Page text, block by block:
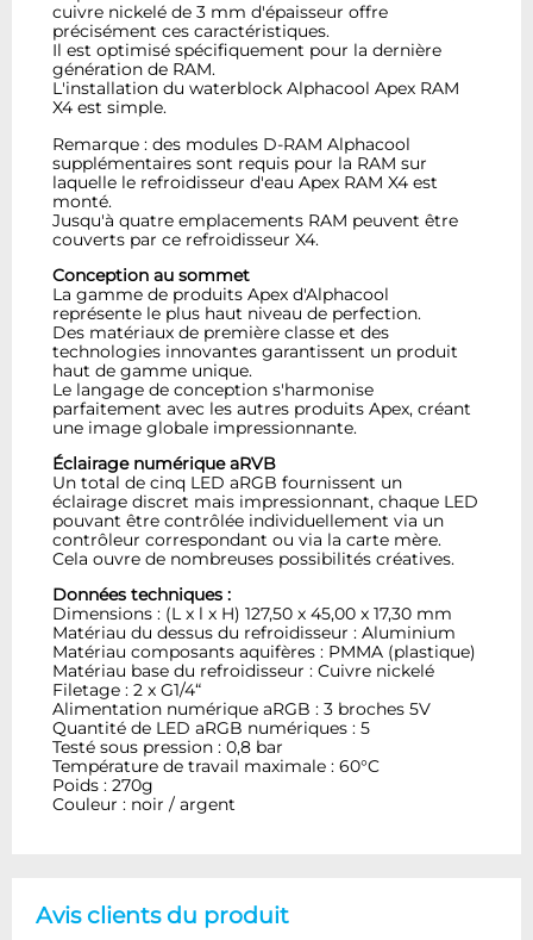
cuivre nickelé de 3 mm d'épaisseur offre
précisément ces caractéristiques.
Il est optimisé spécifiquement pour la dernière
génération de RAM.
L'installation du waterblock Alphacool Apex RAM
X4 est simple.
Remarque : des modules D-RAM Alphacool
supplémentaires sont requis pour la RAM sur
laquelle le refroidisseur d'eau Apex RAM X4 est
monté.
Jusqu'à quatre emplacements RAM peuvent être
couverts par ce refroidisseur X4.
Conception au sommet
La gamme de produits Apex d'Alphacool
représente le plus haut niveau de perfection.
Des matériaux de première classe et des
technologies innovantes garantissent un produit
haut de gamme unique.
Le langage de conception s'harmonise
parfaitement avec les autres produits Apex, créant
une image globale impressionnante.
Éclairage numérique aRVB
Un total de cinq LED aRGB fournissent un
éclairage discret mais impressionnant, chaque LED
pouvant être contrôlée individuellement via un
contrôleur correspondant ou via la carte mère.
Cela ouvre de nombreuses possibilités créatives.
Données techniques :
Dimensions : (L x l x H) 127,50 x 45,00 x 17,30 mm
Matériau du dessus du refroidisseur : Aluminium
Matériau composants aquifères : PMMA (plastique)
Matériau base du refroidisseur : Cuivre nickelé
Filetage : 2 x G1/4“
Alimentation numérique aRGB : 3 broches 5V
Quantité de LED aRGB numériques : 5
Testé sous pression : 0,8 bar
Température de travail maximale : 60°C
Poids : 270g
Couleur : noir / argent
Avis clients du produit